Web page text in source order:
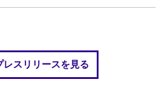
スリリースを見る